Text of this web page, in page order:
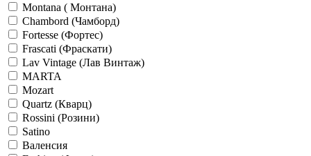
Montana ( Монтана)
Chambord (Чамборд)
Fortesse (Фортес)
Frascati (Фраскати)
Lav Vintage (Лав Винтаж)
MARTA
Mozart
Quartz (Кварц)
Rossini (Розини)
Satino
Валенсия